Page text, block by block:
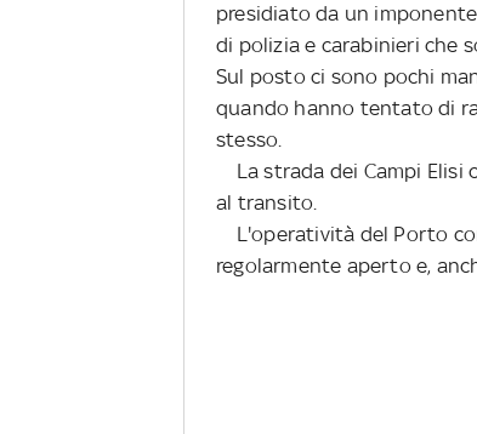
presidiato da un
di polizia e carabinieri che
Sul posto ci sono pochi
quando hanno tentato di
stesso.
La strada dei Campi Elisi
al transito.
L'operatività del Porto
regolarmente aperto e,